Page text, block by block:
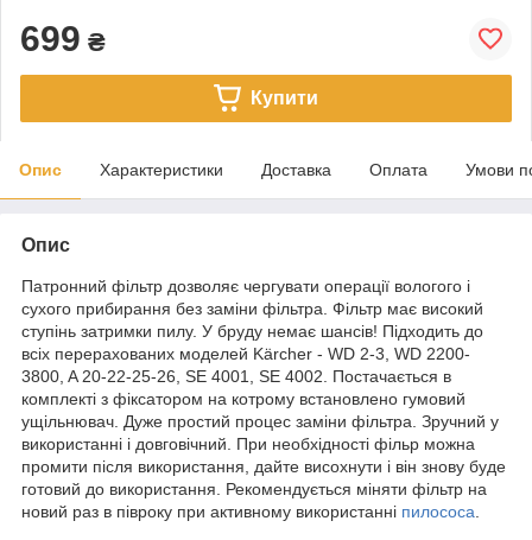
699 ₴
Купити
Опис Характеристики Доставка Оплата Умови
Опис
Патронний фільтр дозволяє чергувати операції вологого і
сухого прибирання без заміни фільтра. Фільтр має високий
ступінь затримки пилу. У бруду немає шансів! Підходить до
всіх перерахованих моделей Kärcher - WD 2-3, WD 2200-
3800, A 20-22-25-26, SE 4001, SE 4002. Постачається в
комплекті з фіксатором на котрому встановлено гумовий
ущільнювач. Дуже простий процес заміни фільтра. Зручний у
використанні і довговічний. При необхідності фільр можна
промити після використання, дайте висохнути і він знову буде
готовий до використання. Рекомендується міняти фільтр на
новий раз в півроку при активному використанні пилососа